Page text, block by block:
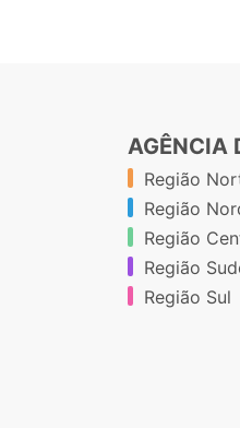
AGÊNCIA
Região
Região
Região
Região
Região Sul